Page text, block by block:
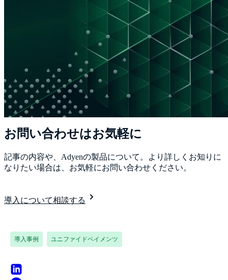
お問い合わせはお気軽に
記事の内容や、Adyenの製品について。より詳しくお知りに
なりたい場合は、お気軽にお問い合わせください。
導入について相談する
導入事例 ユニファイドペイメンツ